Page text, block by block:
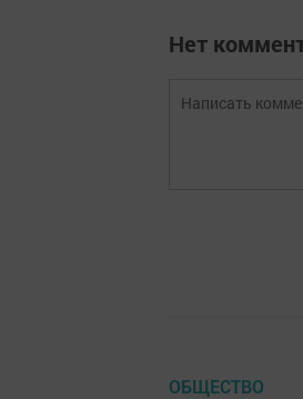
Нет
ОБЩЕСТВО